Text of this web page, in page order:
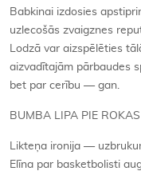
Babkinai izdosies
uzlecošās zvaigznes
Lodzā var aizspēlēties
aizvadītajām pārbaudes
bet par cerību — gan.
BUMBA LIPA PIE ROKAS
Likteņa ironija —
Elīna par basketbolisti